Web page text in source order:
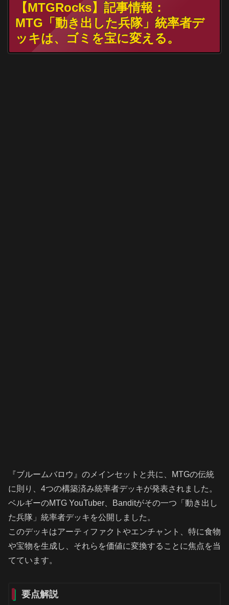
【MTGRocks】記事情報：
MTG「動き出した兵隊」統率者デ
ッキは、ゴミを宝に変える。
『ブルームバロウ』のメインセットと共に、MTGの伝統
に則り、4つの構築済み統率者デッキが発表されました。
ベルギーのMTG YouTuber、Banditがその一つ「動き出し
た兵隊」統率者デッキを公開しました。
このデッキはアーティファクトやエンチャント、特に食物
や宝物を生成し、それらを価値に変換することに焦点を当
てています。
要点解説